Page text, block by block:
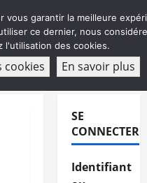
ABONNEMENT
SE
CONNECTER
Identifiant
vous garantir la meilleure
ce dernier, nous
l'utilisation des cookies.
cookies En savoir plus